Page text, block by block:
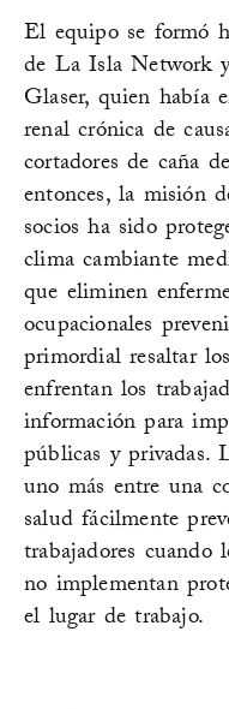
El equipo se formó
de La Isla Network
Glaser, quien había
renal crónica de
cortadores de caña
entonces, la misión
socios ha sido
clima cambiante
que eliminen
ocupacionales
primordial resaltar
enfrentan los
información para
públicas y privadas.
uno más entre una
salud fácilmente
trabajadores cuando
no implementan
el lugar de trabajo.